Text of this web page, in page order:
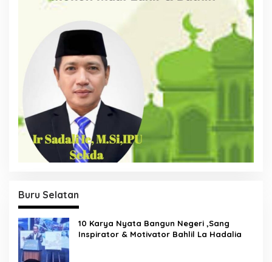
Buru Selatan
10 Karya Nyata Bangun Negeri ,Sang
Inspirator & Motivator Bahlil La Hadalia